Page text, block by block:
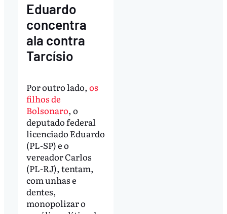
Eduardo
concentra
ala contra
Tarcísio
Por outro lado, os
filhos de
Bolsonaro, o
deputado federal
licenciado Eduardo
(PL-SP) e o
vereador Carlos
(PL-RJ), tentam,
com unhas e
dentes,
monopolizar o